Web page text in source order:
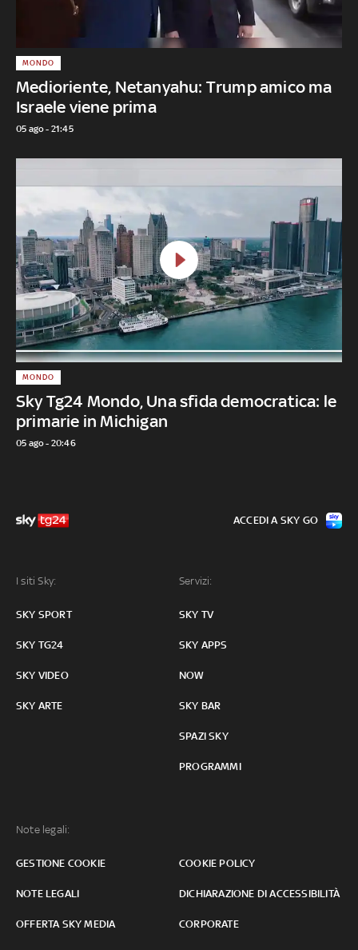
Medioriente, Netanyahu: Trump amico ma
Israele viene prima
MONDO
05 ago - 21:45
Sky Tg24 Mondo, Una sfida democratica: le
primarie in Michigan
MONDO
05 ago - 20:46
I siti Sky:
SKY SPORT
SKY TG24
SKY VIDEO
SKY ARTE
Servizi:
SKY TV
SKY APPS
NOW
SKY BAR
SPAZI SKY
PROGRAMMI
Note legali:
GESTIONE COOKIE COOKIE POLICY
NOTE LEGALI DICHIARAZIONE DI ACCESSIBILITÀ
OFFERTA SKY MEDIA CORPORATE
ACCEDI A SKY GO